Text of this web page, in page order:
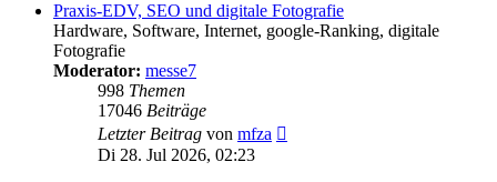
Praxis-EDV, SEO und digitale Fotografie
Hardware, Software, Internet, google-Ranking, digitale
Fotografie
Moderator: messe7
998 Themen
17046 Beiträge
Letzter Beitrag von mfza
Di 28. Jul 2026, 02:23